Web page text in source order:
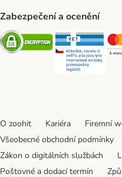
Zabezpečení a ocenění
Security
O zoohit Kariéra Firemní
Všeobecné obchodní podmínky
Zákon o digitálních službách
Poštovné a dodací termín